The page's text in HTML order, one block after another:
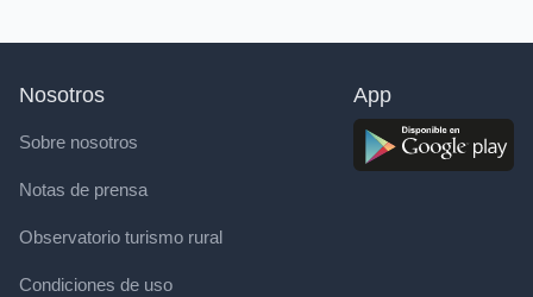
Nosotros
Sobre nosotros
Notas de prensa
Observatorio turismo rural
Condiciones de uso
App